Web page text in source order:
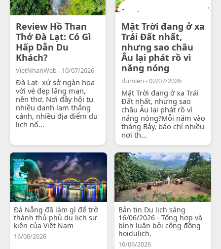
Review Hồ Than
Thở Đà Lạt: Có Gì
Hấp Dẫn Du
Khách?
VietNhanWeb - 10/07/2026
Đà Lạt- xứ sở ngàn hoa
với vẻ đẹp lãng mạn,
nên thơ. Nơi đây hội tụ
nhiều danh lam thắng
cảnh, nhiều địa điểm du
lịch nổ...
Mặt Trời đang ở xa
Trái Đất nhất,
nhưng sao châu
Âu lại phát rồ vì
nắng nóng
dumien - 02/07/2026
Mặt Trời đang ở xa Trái
Đất nhất, nhưng sao
châu Âu lại phát rồ vì
nắng nóng?Mỗi năm vào
tháng Bảy, báo chí nhiều
nơi th...
Đà Nẵng đã làm gì để trở
thành thủ phủ du lịch sự
kiện của Việt Nam
16/06/2026
Bản tin Du lịch sáng
16/06/2026 - Tổng hợp và
bình luận bởi cộng đồng
hoidulich.
16/06/2026